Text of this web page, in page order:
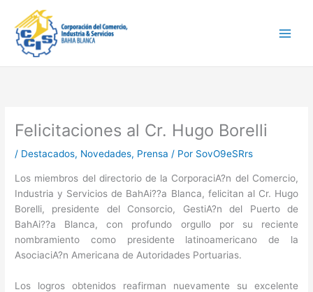
contenido
Felicitaciones al Cr. Hugo Borelli
/ Destacados, Novedades, Prensa / Por SovO9eSRrs
Los miembros del directorio de la CorporaciA?n del Comercio,
Industria y Servicios de BahAi??a Blanca, felicitan al Cr. Hugo
Borelli, presidente del Consorcio, GestiA?n del Puerto de
BahAi??a Blanca, con profundo orgullo por su reciente
nombramiento como presidente latinoamericano de la
AsociaciA?n Americana de Autoridades Portuarias.
Los logros obtenidos reafirman nuevamente su excelente